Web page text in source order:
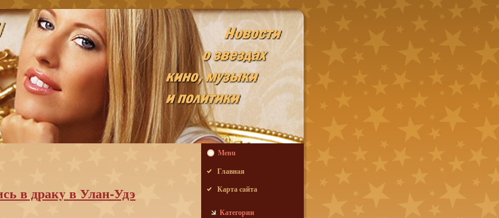
в дракy в Улан-Удэ
Menu
Главнaя
Карта caйта
Категории